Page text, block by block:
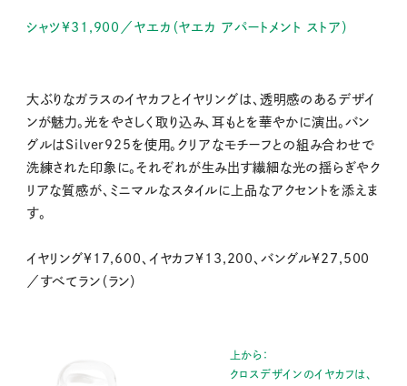
シャツ¥31,900／ヤエカ（ヤエカ アパートメント ストア）
大ぶりなガラスのイヤカフとイヤリングは、透明感のあるデザイ
ンが魅力。光をやさしく取り込み、耳もとを華やかに演出。バン
グルはSilver925を使用。クリアなモチーフとの組み合わせで
洗練された印象に。それぞれが生み出す繊細な光の揺らぎやク
リアな質感が、ミニマルなスタイルに上品なアクセントを添えま
す。
イヤリング¥17,600、イヤカフ¥13,200、バングル¥27,500
／すべてラン（ラン）
上から：
クロスデザインのイヤカフは、